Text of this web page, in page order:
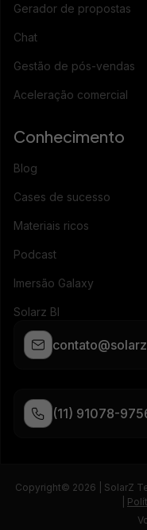
Gerador de propostas
Chat
Gestão de pós-vendas
Aceleração comercial
Conhecimento
Blog
Cases de sucesso
Materiais ricos
Podcast
Imersão Galaxy
Solarz BI
(11) 91078-
Copyright© 2026 | SolarZ